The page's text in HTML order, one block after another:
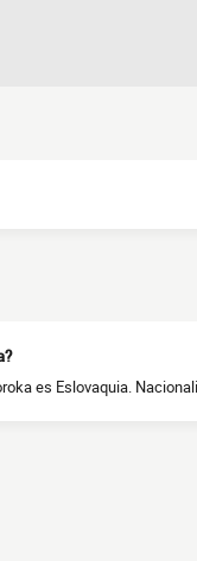
es Eslovaquia.